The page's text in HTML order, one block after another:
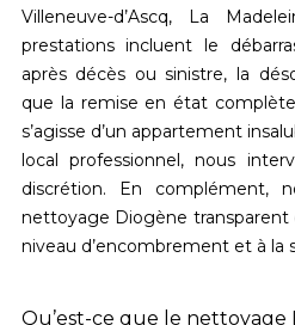
Villeneuve-d’Ascq, La
prestations incluent le
après décès ou sinistre, la
que la remise en état
s’agisse d’un appartement
local professionnel, nous
discrétion. En complément,
nettoyage Diogène transparent
niveau d’encombrement et à la
Qu’est-ce que le nettoyage